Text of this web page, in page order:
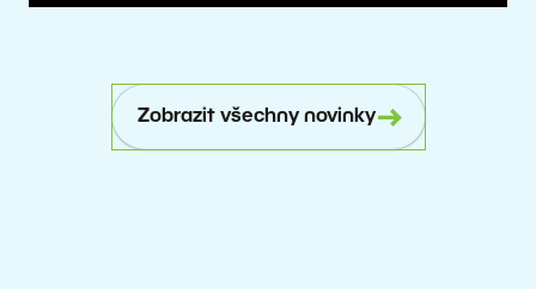
Zobrazit všechny novinky